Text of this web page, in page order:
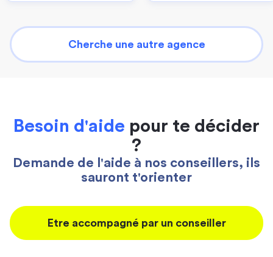
Cherche une autre agence
Besoin d'aide pour te décider
?
Demande de l'aide à nos conseillers, ils
sauront t'orienter
Etre accompagné par un conseiller